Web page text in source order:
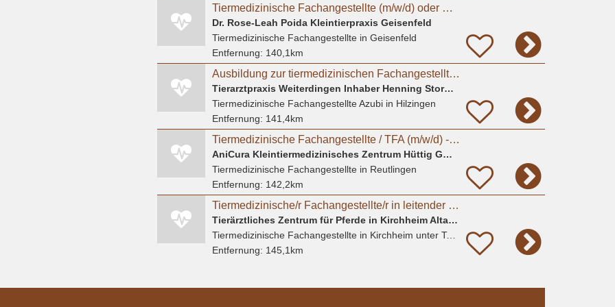
Tiermedizinische Fachangestellte (m/w/d) oder Quereinsteiger (m/w/d)
Dr. Rose-Leah Poida Kleintierpraxis Geisenfeld
Tiermedizinische Fachangestelltein Geisenfeld
Entfernung: 140,1km
Ausbildung zur tiermedizinischen Fachangestellten m/w/d
Tierarztpraxis Weiterdingen Inhaber Henning Storm und Jasper Flieder
Tiermedizinische Fachangestellte Azubiin Hilzingen
Entfernung: 141,4km
Tiermedizinische Fachangestellte / TFA (m/w/d) - Reutlingen
AniCura Kleintiermedizinisches Zentrum Hüttig GmbH
Tiermedizinische Fachangestelltein Reutlingen
Entfernung: 142,2km
Tiermedizinische/r Fachangestellte/r in leitender Funktion (m/w/d) für unser tierärztliches
Tierärztliches Zentrum für Pferde in Kirchheim Altano GmbH
Tiermedizinische Fachangestelltein Kirchheim unter Teck
Entfernung: 145,1km